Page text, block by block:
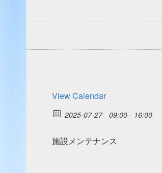
View Calendar
2025-07-27 09:00 - 16:00
施設メンテナンス